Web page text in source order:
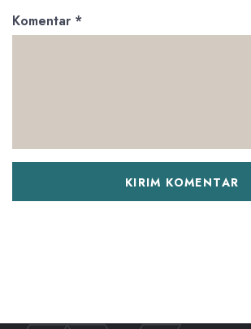
Komentar *